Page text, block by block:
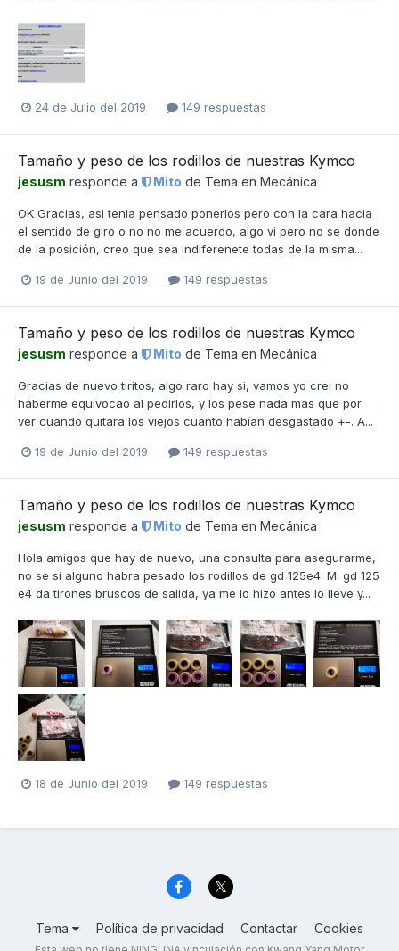
24 de Julio del 2019 149 respuestas
Tamaño y peso de los rodillos de nuestras Kymco
jesusm responde a Mito de Tema en Mecánica
OK Gracias, asi tenia pensado ponerlos pero con la cara hacia
el sentido de giro o no no me acuerdo, algo vi pero no se donde
de la posición, creo que sea indiferenete todas de la misma...
19 de Junio del 2019 149 respuestas
Tamaño y peso de los rodillos de nuestras Kymco
jesusm responde a Mito de Tema en Mecánica
Gracias de nuevo tiritos, algo raro hay si, vamos yo crei no
haberme equivocao al pedirlos, y los pese nada mas que por
ver cuando quitara los viejos cuanto habían desgastado +-. A...
19 de Junio del 2019 149 respuestas
Tamaño y peso de los rodillos de nuestras Kymco
jesusm responde a Mito de Tema en Mecánica
Hola amigos que hay de nuevo, una consulta para asegurarme,
no se si alguno habra pesado los rodillos de gd 125e4. Mi gd 125
e4 da tirones bruscos de salida, ya me lo hizo antes lo lleve y...
18 de Junio del 2019 149 respuestas
Tema Política de privacidad Contactar Cookies